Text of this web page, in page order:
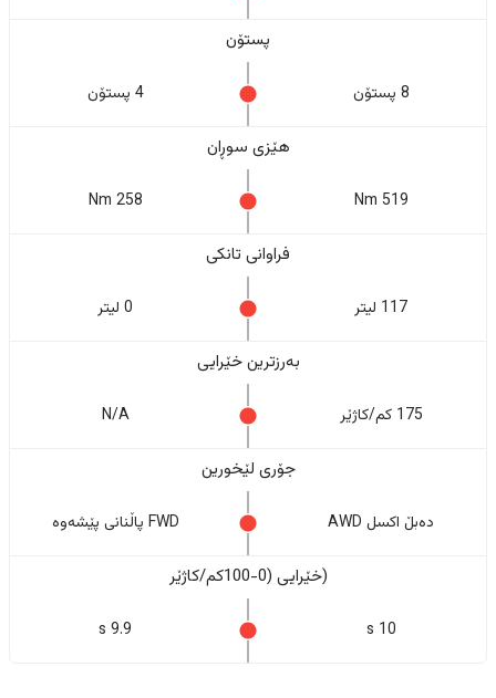
پستۆن
8 پستۆن 4 پستۆن
هێزی سوڕان
519 Nm
258 Nm
فراوانی تانکی
117 لیتر 0 لیتر
بەرزترین خێرایی
175 کم/کاژێر N/A
جۆری لێخورین
دەبڵ اکسل AWD FWD پاڵنانی پێشەوە
(خێرایی (0-100کم/کاژێر
10 s
9.9 s